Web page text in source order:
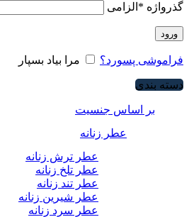
گذرواژه * الزامی
ورود
فراموشی پسورد؟ مرا بیاد بسپار
دسته بندی
بر اساس جنسیت
عطر زنانه
عطر ترش زنانه
عطر تلخ زنانه
عطر تند زنانه
عطر شیرین زنانه
عطر سرد زنانه